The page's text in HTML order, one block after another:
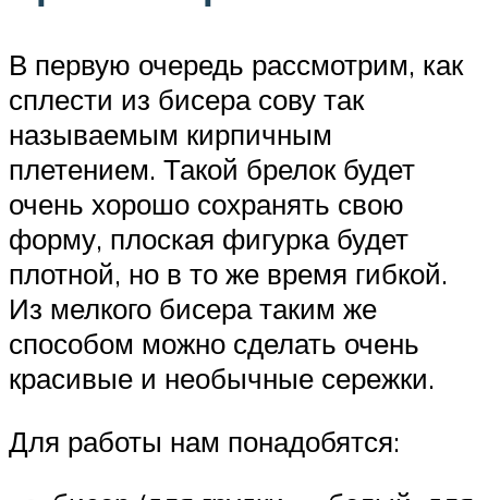
В первую очередь рассмотрим, как
сплести из бисера сову так
называемым кирпичным
плетением. Такой брелок будет
очень хорошо сохранять свою
форму, плоская фигурка будет
плотной, но в то же время гибкой.
Из мелкого бисера таким же
способом можно сделать очень
красивые и необычные сережки.
Для работы нам понадобятся: